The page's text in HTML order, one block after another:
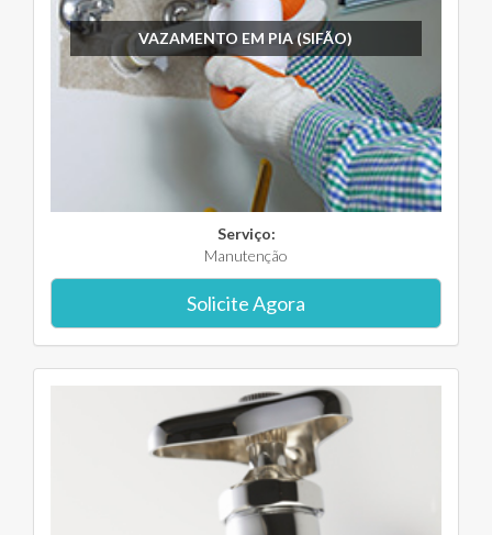
VAZAMENTO EM PIA (SIFÃO)
Serviço:
Manutenção
Solicite Agora